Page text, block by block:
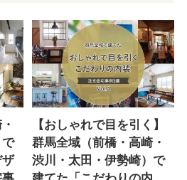
【おしゃれで目を引く】
群馬全域（前橋・高崎・
渋川・太田・伊勢崎）で